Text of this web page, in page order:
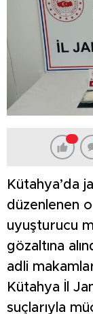
Kütahya’da
düzenlenen
uyuşturucu
gözaltına
adli
Kütahya İl
suçlarıyla